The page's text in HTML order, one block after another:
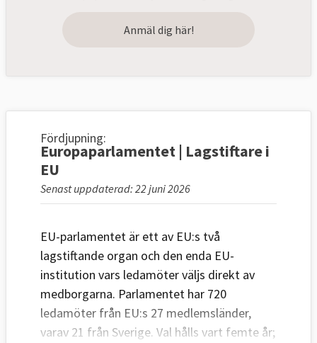
Anmäl dig här!
Fördjupning:
Europaparlamentet | Lagstiftare i
EU
Senast uppdaterad: 22 juni 2026
EU-parlamentet är ett av EU:s två
lagstiftande organ och den enda EU-
institution vars ledamöter väljs direkt av
medborgarna. Parlamentet har 720
ledamöter från EU:s 27 medlemsländer,
varav 21 från Sverige. Val hålls vart femte år;